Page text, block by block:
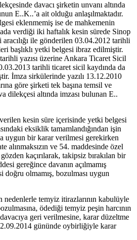
davacı şirketin unvanı altında
E..K..’a ait olduğu anlaşılmaktadır.
eklenmemiş ise de mahkemenin
verdiği iki haftalık kesin sürede Sinop
ile gönderilen 03.04.2012 tarihli
başlıklı yetki belgesi ibraz edilmiştir.
yazısı üzerine Ankara Ticaret Sicil
tarihli ticaret sicil kaydında da
İmza sirkülerinde yazılı 13.12.2010
göre şirketi tek başına temsil ve
dilekçesi altında imzası bulunan E..
kesin süre içerisinde yetki belgesi
eksiklik tamamlandığından işin
uygun bir karar verilmesi gerekirken
alınmaksızın ve 54. maddesinde özel
kaçırılarak, takipsiz bırakılan bir
gereğince davanın açılmamış
doğru olmamış, bozulması uygun
nedenlerle temyiz itirazlarının kabulüyle
ödediği temyiz peşin harcının
geri verilmesine, karar düzeltme
gününde oybirliğiyle karar